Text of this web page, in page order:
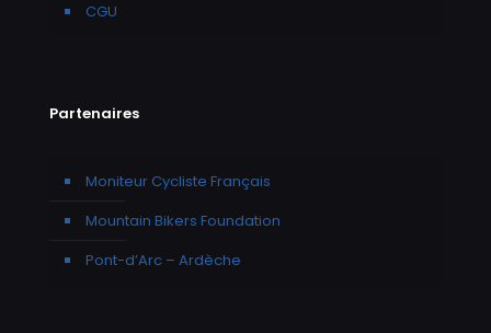
CGU
Partenaires
Moniteur Cycliste Français
Mountain Bikers Foundation
Pont-d’Arc – Ardèche